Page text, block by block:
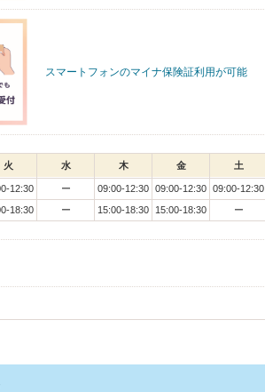
スマートフォンのマイナ保険証利用が可能
火 水 木 金 土
12:30 ー 09:00-12:30 09:00-12:30 09:00-12:30
18:30 ー 15:00-18:30 15:00-18:30 ー